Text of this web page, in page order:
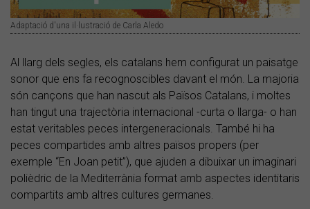
Adaptació d'una il·lustració de Carla Aledo
Al llarg dels segles, els catalans hem configurat un paisatge
sonor que ens fa recognoscibles davant el món. La majoria
són cançons que han nascut als Països Catalans, i moltes
han tingut una trajectòria internacional -curta o llarga- o han
estat veritables peces intergeneracionals. També hi ha
peces compartides amb altres països propers (per
exemple “En Joan petit”), que ajuden a dibuixar un imaginari
polièdric de la Mediterrània format amb aspectes identitaris
compartits amb altres cultures germanes.